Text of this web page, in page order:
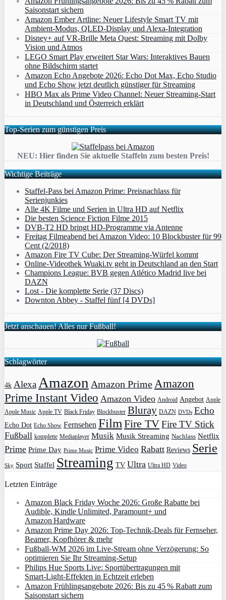
Saisonstart sichern
Amazon Ember Artline: Neuer Lifestyle Smart TV mit
Ambient‑Modus, QLED‑Display und Alexa‑Integration
Disney+ auf VR-Brille Meta Quest: Streaming mit Dolby
Vision und Atmos
LEGO Smart Play erweitert Star Wars: Interaktives Bauen
ohne Bildschirm startet
Amazon Echo Angebote 2026: Echo Dot Max, Echo Studio
und Echo Show jetzt deutlich günstiger für Streaming
HBO Max als Prime Video Channel: Neuer Streaming‑Start
in Deutschland und Österreich erklärt
Top-Serien zum günstigen Preis
NEU: Hier finden Sie aktuelle Staffeln zum besten Preis!
Wichtige Beiträge
Staffel-Pass bei Amazon Prime: Preisnachlass für
Serienjunkies
Alle 4K Filme und Serien in Ultra HD auf Netflix
Die besten Science Fiction Filme 2015
DVB-T2 HD bringt HD-Programme via Antenne
Freitag Filmeabend bei Amazon Video: 10 Blockbuster für 99
Cent (2/2018)
Amazon Fire TV Cube: Der Streaming-Würfel kommt
Online-Videothek Wuaki.tv geht in Deutschland an den Start
Champions League: BVB gegen Atlético Madrid live bei
DAZN
Lost - Die komplette Serie (37 Discs)
Downton Abbey - Staffel fünf [4 DVDs]
Jetzt anschauen! Alles nur Fußball!
Schlagwörter
4k AlexaAmazon Amazon PrimeAmazon
Prime Instant Video Amazon Video Android Angebot Apple
Apple Music Apple TV Black Friday Blockbuster Bluray DAZN DVDs Echo
Echo Dot Echo Show Fernsehen FilmFire TVFire TV Stick
Fußball komplette Mediaplayer Musik Musik Streaming Nachlass Netflix
Prime Prime Day Prime Music Prime Video Rabatt Reviews Serie
Sky Sport Staffel Streaming TV Ultra Ultra HD Video
Letzten Einträge
Amazon Black Friday Woche 2026: Große Rabatte bei
Audible, Kindle Unlimited, Paramount+ und
Amazon Hardware
Amazon Prime Day 2026: Top-Technik-Deals für Fernseher,
Beamer, Kopfhörer & mehr
Fußball-WM 2026 im Live-Stream ohne Verzögerung: So
optimieren Sie Ihr Streaming-Setup
Philips Hue Sports Live: Sportübertragungen mit
Smart‑Light‑Effekten in Echtzeit erleben
Amazon Frühlingsangebote 2026: Bis zu 45 % Rabatt zum
Saisonstart sichern